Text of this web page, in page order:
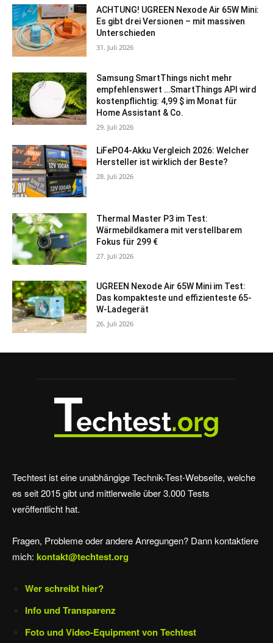
ACHTUNG! UGREEN Nexode Air 65W Mini:
Es gibt drei Versionen – mit massiven
Unterschieden
31. Juli 2026
Samsung SmartThings nicht mehr
empfehlenswert …SmartThings API wird
kostenpflichtig: 4,99 $ im Monat für
Home Assistant & Co.
29. Juli 2026
LiFePO4-Akku Vergleich 2026: Welcher
Hersteller ist wirklich der Beste?
28. Juli 2026
Thermal Master P3 im Test:
Wärmebildkamera mit verstellbarem
Fokus für 299 €
27. Juli 2026
UGREEN Nexode Air 65W Mini im Test:
Das kompakteste und effizienteste 65-
W-Ladegerät
26. Juli 2026
Techtest ist eine unabhängige Technik-Test-Webseite, welche
es seit 2015 gibt und mittlerweile über 3.000 Tests
veröffentlicht hat.
Fragen, Probleme oder andere Anregungen? Dann kontaktiere
mich: kontakt@techtest.org
Wer schreibt hier?
Info und Transparenz
Foto und Video-Equipment von Techtest